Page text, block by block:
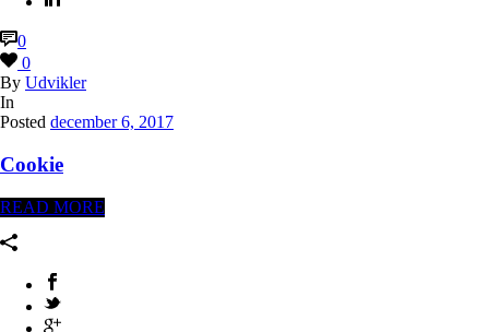
0
0
By Udvikler
In
Posted december 6, 2017
Cookie
READ MORE